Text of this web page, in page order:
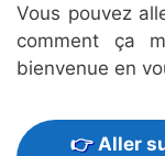
Vous pouvez
comment ça
bienvenue en
Aller